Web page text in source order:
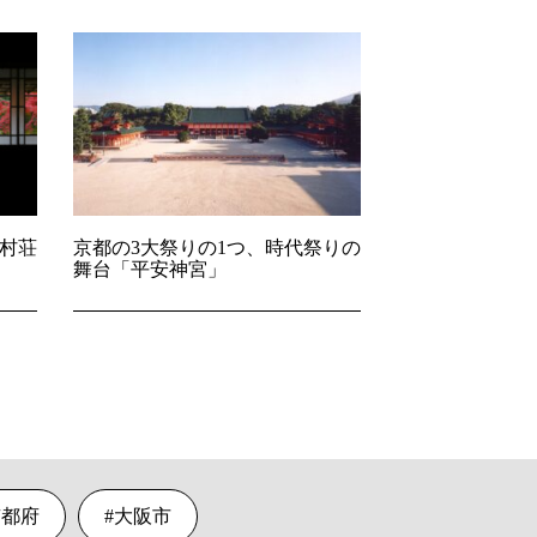
荘
京都の3大祭りの1つ、時代祭りの
舞台「平安神宮」
府 大阪市